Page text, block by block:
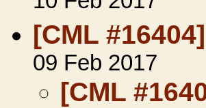
[CML #16404]
09 Feb 2017
[CML